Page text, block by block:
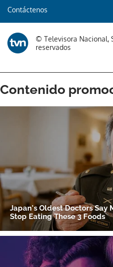
Contáctenos
© Televisora Nacional,
reservados